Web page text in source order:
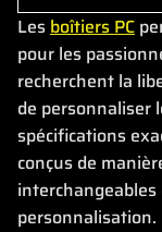
Lesboîtiers PC
pour les
recherchent la
de personnaliser
spécifications
conçus de
personnalisation.